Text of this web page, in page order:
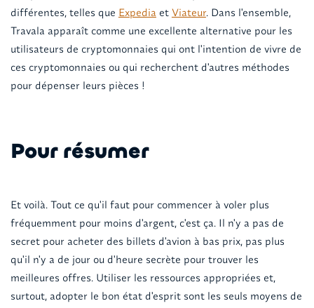
différentes, telles que Expedia et Viateur. Dans l'ensemble,
Travala apparaît comme une excellente alternative pour les
utilisateurs de cryptomonnaies qui ont l'intention de vivre de
ces cryptomonnaies ou qui recherchent d'autres méthodes
pour dépenser leurs pièces !
Pour résumer
Et voilà. Tout ce qu'il faut pour commencer à voler plus
fréquemment pour moins d'argent, c'est ça. Il n'y a pas de
secret pour acheter des billets d'avion à bas prix, pas plus
qu'il n'y a de jour ou d'heure secrète pour trouver les
meilleures offres. Utiliser les ressources appropriées et,
surtout, adopter le bon état d'esprit sont les seuls moyens de